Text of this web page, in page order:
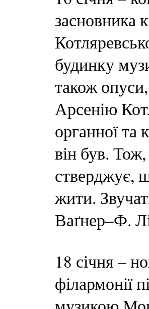
засновника
будинку
також
Арсенію
органної та
він був.
стверджує,
жити.
Ваґнер–Ф.
18 січня –
філармонії